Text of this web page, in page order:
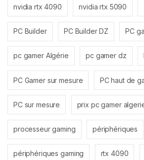
nvidia rtx 4090 nvidia rtx 5090
PC Builder PC Builder DZ PC
pc gamer Algérie pc gamer dz
PC Gamer sur mesure PC haut de
PC sur mesure prix pc gamer
processeur gaming périphériques
périphériques gaming rtx 4090